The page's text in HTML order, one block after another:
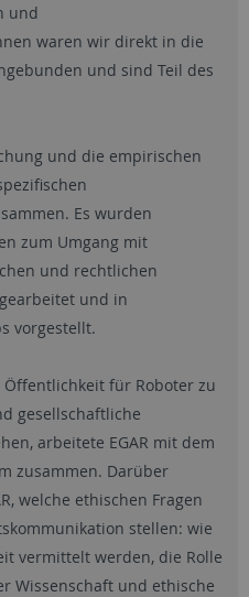
und
waren wir direkt in die
und sind Teil des
und die empirischen
Es wurden
zum Umgang mit
und rechtlichen
und in
vorgestellt.
für Roboter zu
gesellschaftliche
arbeitete EGAR mit dem
zusammen. Darüber
welche ethischen Fragen
stellen: wie
vermittelt werden, die Rolle
Wissenschaft und ethische